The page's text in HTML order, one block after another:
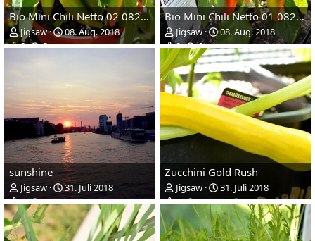
Bio Mini Chili Netto 02 082018
Jigsaw
08. Aug. 2018
0
3
Bio Mini Chili Netto 01 082018
Jigsaw
08. Aug. 2018
0
0
sunshine
Jigsaw
31. Juli 2018
0
0
Zucchini Gold Rush
Jigsaw
31. Juli 2018
0
0